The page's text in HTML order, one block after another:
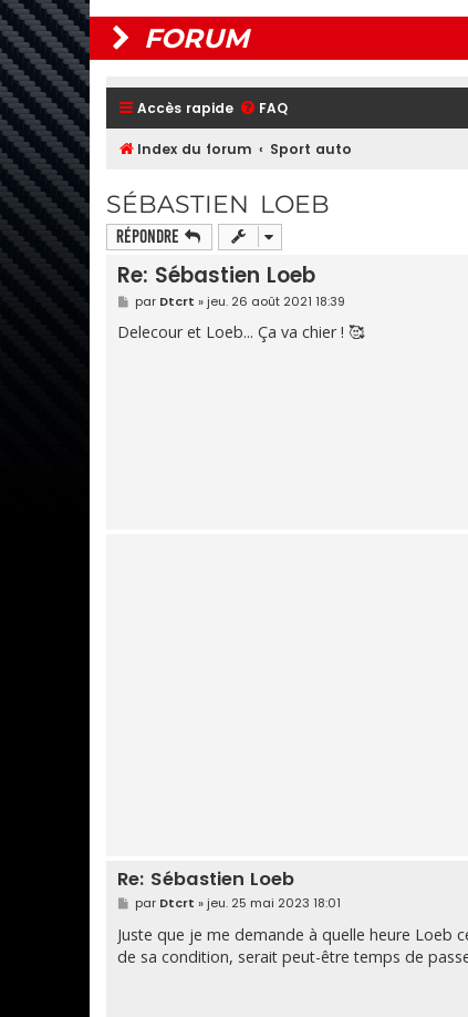
FORUM
Accès rapide FAQ
Index du forum Sport auto
SÉBASTIEN LOEB
Répondre
Re: Sébastien Loeb
M
e
s
s
par Dtcrt » jeu. 26 août 2021 18:39
Delecour et Loeb... Ça va chier ! 🥰
Re: Sébastien Loeb
M
e
s
s
a
par Dtcrt » jeu. 25 mai 2023 18:01
Juste que je me demande à quelle heure Loeb
de sa condition, serait peut-être temps de